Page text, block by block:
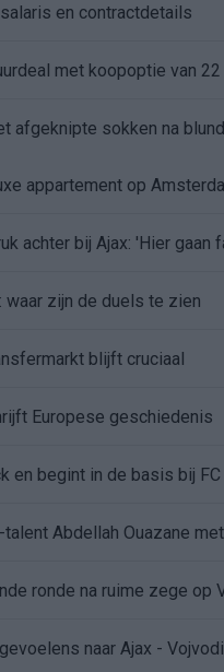
en contractdetails
met koopoptie van
afgeknipte sokken na
appartement op
achter bij Ajax: 'Hier gaan
waar zijn de duels te zien
blijft cruciaal
Europese geschiedenis
en begint in de basis bij FC
Abdellah Ouazane
ronde na ruime zege op
naar Ajax -